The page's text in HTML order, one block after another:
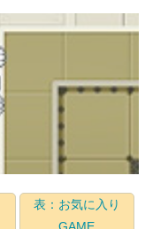
表：お気に入り